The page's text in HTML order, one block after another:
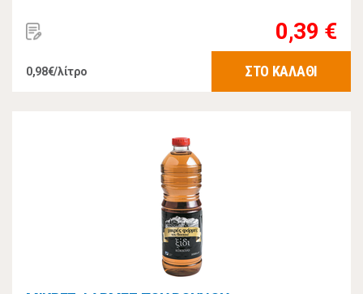
0,39 €
0,98€/λίτρο ΣΤΟ ΚΑΛΑΘΙ